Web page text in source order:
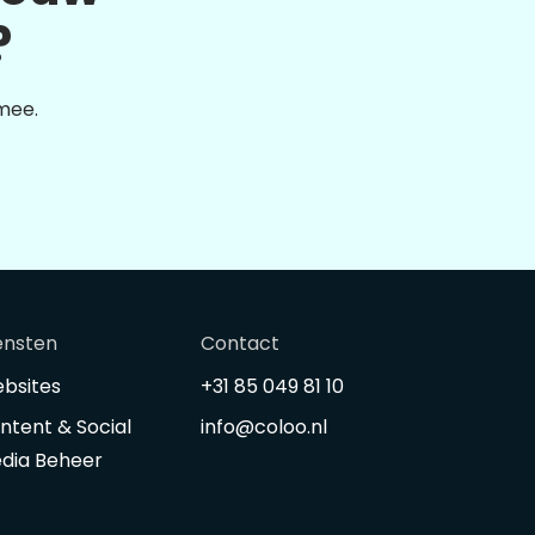
Contact
+31 85 049 81 10
info@coloo.nl
& Social
Beheer